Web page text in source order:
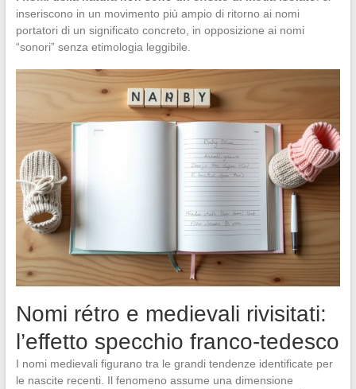
inseriscono in un movimento più ampio di ritorno ai nomi
portatori di un significato concreto, in opposizione ai nomi
“sonori” senza etimologia leggibile.
Nomi rétro e medievali rivisitati:
l’effetto specchio franco-tedesco
I nomi medievali figurano tra le grandi tendenze identificate per
le nascite recenti. Il fenomeno assume una dimensione